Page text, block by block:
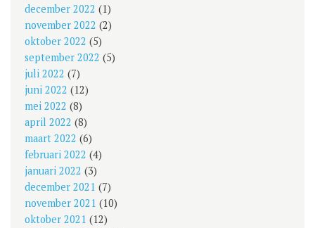
december 2022 (1)
november 2022 (2)
oktober 2022 (5)
september 2022 (5)
juli 2022 (7)
juni 2022 (12)
mei 2022 (8)
april 2022 (8)
maart 2022 (6)
februari 2022 (4)
januari 2022 (3)
december 2021 (7)
november 2021 (10)
oktober 2021 (12)